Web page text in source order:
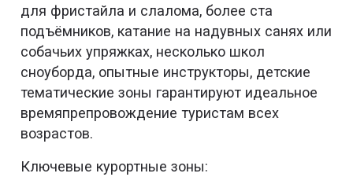
для фристайла и слалома, более ста
подъёмников, катание на надувных санях или
собачьих упряжках, несколько школ
сноуборда, опытные инструкторы, детские
тематические зоны гарантируют идеальное
времяпрепровождение туристам всех
возрастов.
Ключевые курортные зоны: